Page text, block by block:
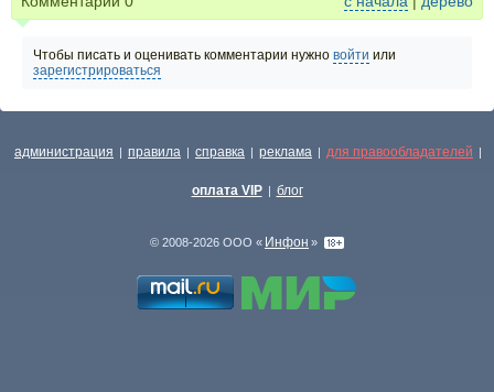
Чтобы писать и оценивать комментарии нужно войти или
зарегистрироваться
администрация | правила | справка | реклама | для правообладателей |
оплата VIP | блог
© 2008-2026 ООО « Инфон »